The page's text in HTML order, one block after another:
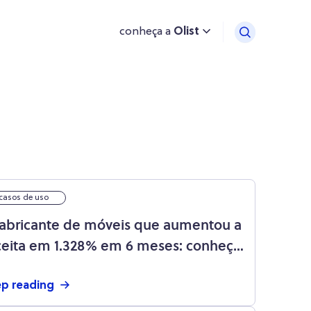
conheça a Olist
casos de uso
de móveis que aumentou a
em 1.328% em 6 meses: conheça
reading